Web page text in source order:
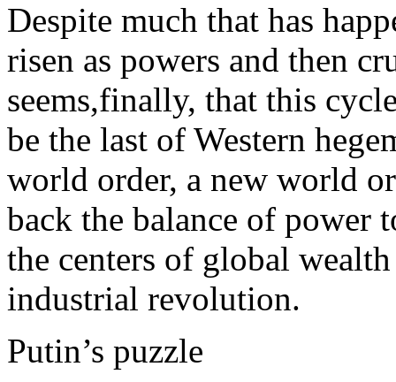
Despite much that has
risen as powers and then
seems,finally, that this
be the last of Western
world order, a new world
back the balance of power
the centers of global
industrial revolution.
Putin’s puzzle